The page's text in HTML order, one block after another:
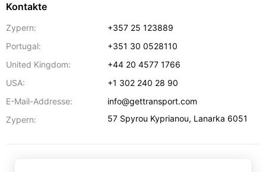
Kontakte
Zypern:
+357 25 123889
Portugal:
+351 30 0528110
United Kingdom:
+44 20 4577 1766
USA:
+1 302 240 28 90
E-Mail-Addresse:
info@gettransport.com
Zypern:
57 Spyrou Kyprianou, Lanarka 6051